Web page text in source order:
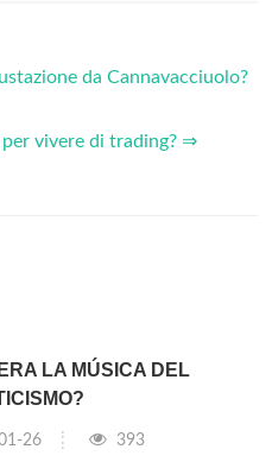
da Cannavacciuolo?
vivere di trading? ⇒
LA MÚSICA DEL
26 393